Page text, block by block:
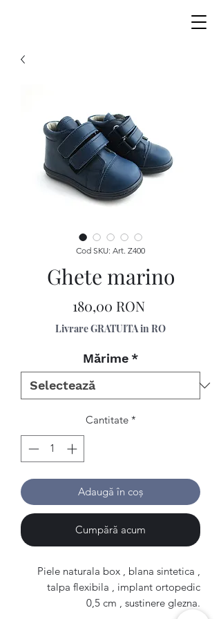
Cod SKU: Art. Z400
Ghete marino
180,00 RONPreț
Livrare GRATUITA in RO
Mărime *
Cantitate *
Adaugă în coș
Cumpără acum
Piele naturala box , blana sintetica ,
talpa flexibila , implant ortopedic
0,5 cm , sustinere glezna.